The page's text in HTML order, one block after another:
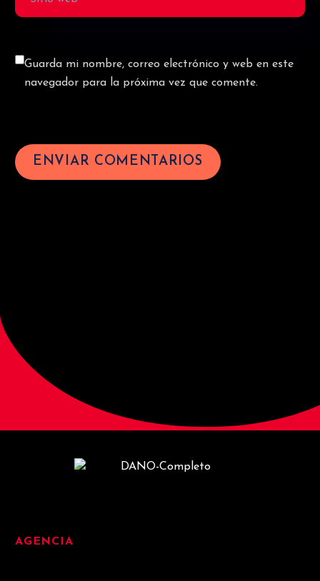
Guarda mi nombre, correo electrónico y web en este
navegador para la próxima vez que comente.
ENVIAR COMENTARIOS
AGENCIA